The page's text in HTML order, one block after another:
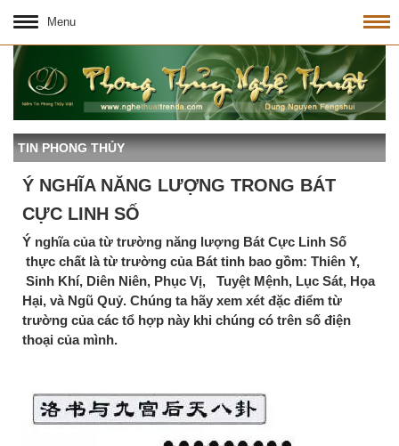
Menu
TIN PHONG THỦY
Ý NGHĨA NĂNG LƯỢNG TRONG BÁT
CỰC LINH SỐ
Ý nghĩa của từ trường năng lượng Bát Cực Linh Số
thực chất là từ trường của Bát tinh bao gồm: Thiên Y,
Sinh Khí, Diên Niên, Phục Vị, Tuyệt Mệnh, Lục Sát, Họa
Hại, và Ngũ Quỷ. Chúng ta hãy xem xét đặc điểm từ
trường của các tổ hợp này khi chúng có trên số điện
thoại của mình.